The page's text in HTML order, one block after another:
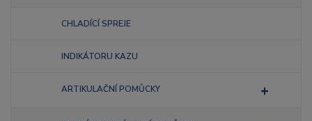
CHLADÍCÍ SPREJE
INDIKÁTORU KAZU
ARTIKULAČNÍ POMŮCKY